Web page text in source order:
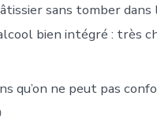
sans tomber dans
bien intégré : très
qu’on ne peut pas